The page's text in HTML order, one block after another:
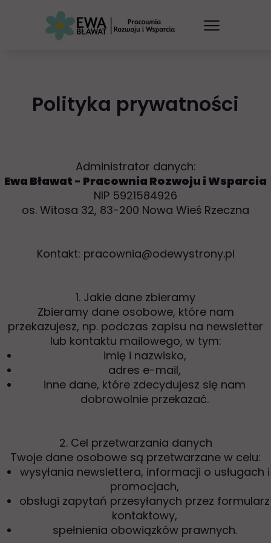
Polityka prywatności
Administrator danych:
Ewa Bławat - Pracownia Rozwoju i Wsparcia
NIP 5921584926
os. Witosa 32, 83-200 Nowa Wieś Rzeczna
Kontakt: pracownia@odewystrony.pl
1. Jakie dane zbieramy
Zbieramy dane osobowe, które nam
przekazujesz, np. podczas zapisu na newsletter
lub kontaktu mailowego, w tym:
imię i nazwisko,
adres e-mail,
inne dane, które zdecydujesz się nam
dobrowolnie przekazać.
2. Cel przetwarzania danych
Twoje dane osobowe są przetwarzane w celu:
wysyłania newslettera, informacji o usługach i
promocjach,
obsługi zapytań przesyłanych przez formularz
kontaktowy,
spełnienia obowiązków prawnych.